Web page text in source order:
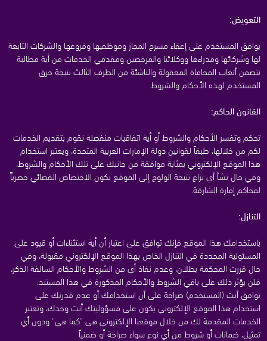
التعويض:
يوافق المستخدم على إعفاء مسرح المجاز وموظفيها وفروعها والشركات التابعة
لها وشركائها ومدراءها ووكلائنا والمرخصين ومقدمي الخدمات من أية مطالبة
تتضمن أتعاب المحاماة المعقولة والناشئة من الطرف الثالث نتيجة خرق
المستخدم لهذه الأحكام والشروط.
القانون الحاكم:
تحكم وتفسر الأحكام والشروط أو أية اتفاقيات منفصلة نقوم بتقديم الخدمات
لكم من خلالها، طبقاً لقوانين دولة الإمارات العربية المتحدة، ويعتبر استخدام
هذا الموقع الإلكتروني بمثابة موافقة من جانبك على تلك الأحكام والشروط،
وفي حال نشأ أي نزاع نتيجة الولوج إلى الموقع يكون الاختصاص القضائي حصرياً
لمحاكم إمارة الشارقة.
التنازل:
باستخدامك هذا الموقع فإنك توافق على اعتبار أن أية استثناءات أو قيود على
المسئولية المحددة في التنازل الخاص بهذا الموقع الإلكتروني مقبولة، وفي
حال قررت المحكمة بطلان، وعدم نفاذ أي من الشروط والأحكام السالفة الذكر،
فلن يؤثر ذلك على باقي الشروط والأحكام المذكورة في هذا المستند.
توافق أنت (المستخدم) صراحة على أن استخدامك أو عدم قدرتك على
استخدام هذا الموقع الإلكتروني يكون على مسؤوليتك أنت وحدك، وتعتبر
الخدمات المقدمة لك من خلال موقعنا الإلكتروني هي "كما هي" ودون أي
تمثيل، ضمانات أو شروط من أي نوع سواء صراحة أو ضمنياً